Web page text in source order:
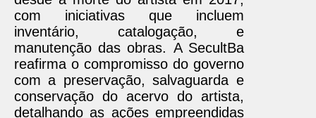
com iniciativas que incluem
inventário, catalogação, e
manutenção das obras. A SecultBa
reafirma o compromisso do governo
com a preservação, salvaguarda e
conservação do acervo do artista,
detalhando as ações empreendidas